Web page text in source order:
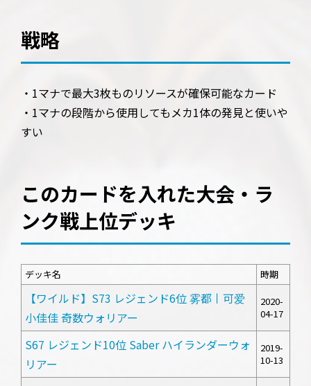
戦略
・1マナで最大3枚ものリソースが確保可能なカード
・1マナの段階から使用してもメカ1体の発見と使いや
すい
このカードを入れた大会・ラ
ンク戦上位デッキ
デッキ名 時期
【ワイルド】S73 レジェンド6位 雾都丨可爱
小佳佳 奇数ウォリアー
2020-
04-17
S67 レジェンド10位 Saber ハイランダーウォ
リアー
2019-
10-13